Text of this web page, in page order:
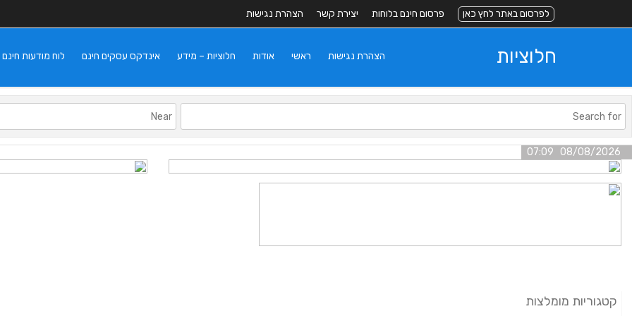
לפרסום באתר לחץ כאן פרסום חינם בלוחות יצירת קשר הצהרת נגישות
חלוציות לוח מודעות חינם אינדקס עסקים חינם חלוציות – מידע אודות ראשי הצהרת נגישות
08/08/2026 07:09
קטגוריות מומלצות